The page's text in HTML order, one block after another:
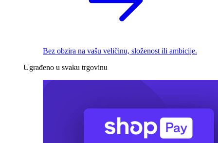
Bez obzira na vašu veličinu, složenost ili ambicije.
Ugrađeno u svaku trgovinu